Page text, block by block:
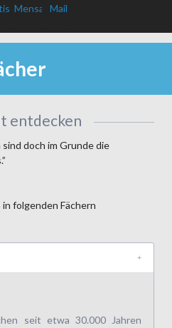
Mensa Mail
entdecken
sind doch im Grunde die
folgenden Fächern
seit etwa 30.000 Jahren